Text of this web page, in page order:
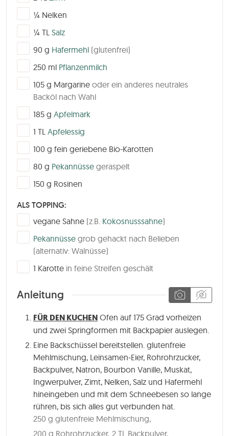
▢
¼ Nelken
▢
¼ TL Salz
▢
90 g Hafermehl (glutenfrei)
▢
250 ml Pflanzenmilch
▢
105 g Margarine oder ein anderes neutrales
Backöl nach Wahl
▢
185 g Apfelmark
▢1 TL Apfelessig
▢
100 g fein geriebene Bio-Karotten
▢
80 g Pekannüsse geraspelt
▢
150 g Rosinen
ALS TOPPING:
▢
vegane Sahne (z.B. Kokosnusssahne)
▢
Pekannüsse grob gehackt nach Belieben
(alternativ: Walnüsse)
▢1 Karotte in feine Streifen geschält
Anleitung
FÜR DEN KUCHEN Ofen auf 175 Grad vorheizen
und zwei Springformen mit Backpapier auslegen.
Eine Backschüssel bereitstellen. glutenfreie
Mehlmischung, Leinsamen-Eier, Rohrohrzucker,
Backpulver, Natron, Bourbon Vanille, Muskat,
Ingwerpulver, Zimt, Nelken, Salz und Hafermehl
hineingeben und mit dem Schneebesen so lange
rühren, bis sich alles gut verbunden hat.
250 g glutenfreie Mehlmischung,
200 g Rohrohrzucker, 2 TL Backpulver,